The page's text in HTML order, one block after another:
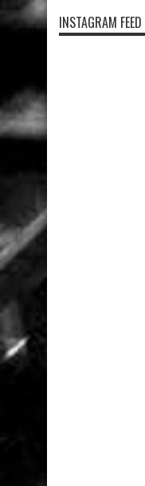
INSTAGRAM FEED